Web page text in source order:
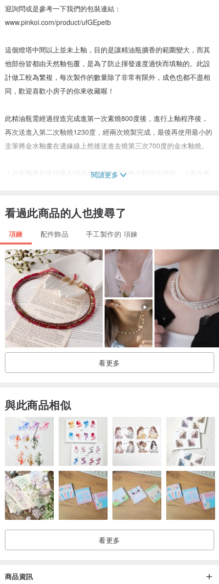
迎詢問或是參考一下我們的包裝連結：
www.pinkoi.com/product/ufGEpetb
這個燈塔中間以上並未上釉，目的是讓精油瓶擴香的範圍變大，而其
他部份皆都由天然釉包覆，是為了防止揮發速度過快而填釉的。此設
計做工較為繁複，每次製作的數量除了非常有限外，成色也都不盡相
同，歡迎喜歡小房子的你來收藏喔！
此精油瓶需經過捏造完成進第一次素燒800度後，進行上釉程序後，
再次送進入第二次釉燒1230度，經兩次燒製完成，最後再使用最小的
圭筆將金水釉畫在邊緣線上然後送進去燒第三次700度的金水釉燒。
＊此灰陶看起來很像石頭並伴有黑色與白色小顆粒在裡面，上面金色
壁），建議滴入2-4滴少量即可。內部精油完全揮發完畢約數小時到2
天左右，視天氣而定，待內部精油完全揮發後，整顆瓶子則會持續維
持淡淡香氣數週，視香氛產品的濃稠度而定。
純手工製作，不會像機器切削一樣無暇！每顆做起來都會有些許不
同，不會一模一樣，是非常有手感的項鍊喔！希望你喜歡～
項鍊與配件：銅，鍊長58cm (不含墜子長度，可留言縮短長度) （黃
銅戴一陣子以後顏色就會變古銅色呦！)
閱讀更多
看過此商品的人也搜尋了
項鍊 配件飾品 手工製作的 項鍊
看更多
與此商品相似
看更多
商品資訊